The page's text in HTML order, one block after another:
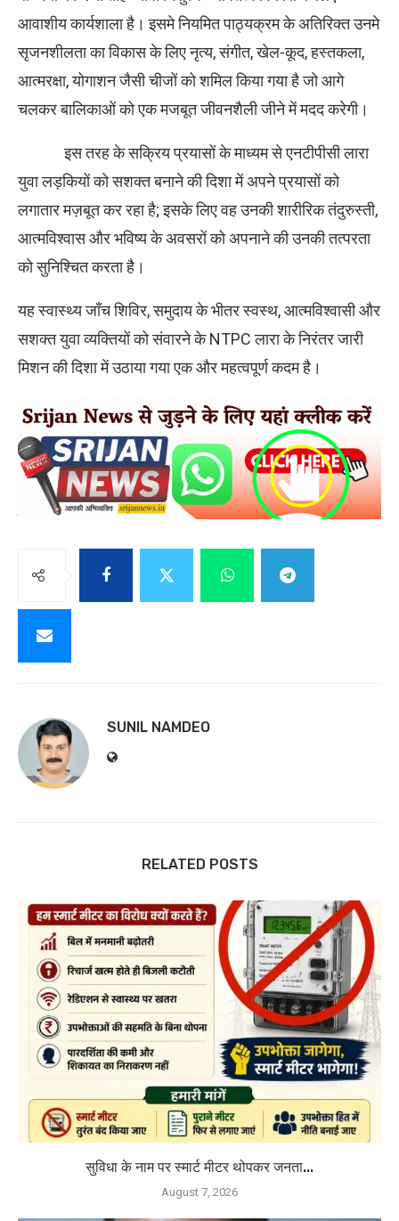
आवाशीय कार्यशाला है। इसमे नियमित पाठ्यक्रम के अतिरिक्त उनमे
सृजनशीलता का विकास के लिए नृत्य, संगीत, खेल-कूद, हस्तकला,
आत्मरक्षा, योगाशन जैसी चीजों को शमिल किया गया है जो आगे
चलकर बालिकाओं को एक मजबूत जीवनशैली जीने में मदद करेगी।
इस तरह के सक्रिय प्रयासों के माध्यम से एनटीपीसी लारा
युवा लड़कियों को सशक्त बनाने की दिशा में अपने प्रयासों को
लगातार मज़बूत कर रहा है; इसके लिए वह उनकी शारीरिक तंदुरुस्ती,
आत्मविश्वास और भविष्य के अवसरों को अपनाने की उनकी तत्परता
को सुनिश्चित करता है।
यह स्वास्थ्य जाँच शिविर, समुदाय के भीतर स्वस्थ, आत्मविश्वासी और
सशक्त युवा व्यक्तियों को संवारने के NTPC लारा के निरंतर जारी
मिशन की दिशा में उठाया गया एक और महत्वपूर्ण कदम है।
SUNIL NAMDEO
RELATED POSTS
सुविधा के नाम पर स्मार्ट मीटर थोपकर जनता...
August 7, 2026